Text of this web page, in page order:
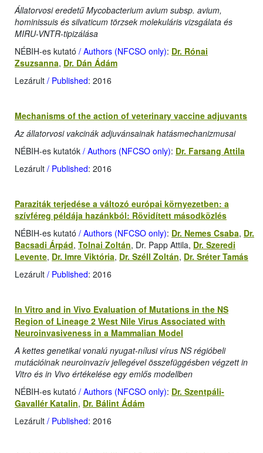
Állatorvosi eredetű Mycobacterium avium subsp. avium,
hominissuis és silvaticum törzsek molekuláris vizsgálata és
MIRU-VNTR-tipizálása
NÉBIH-es kutató / Authors (NFCSO only): Dr. Rónai
Zsuzsanna, Dr. Dán Ádám
Lezárult / Published: 2016
Mechanisms of the action of veterinary vaccine adjuvants
Az állatorvosi vakcinák adjuvánsainak hatásmechanizmusai
NÉBIH-es kutatók / Authors (NFCSO only): Dr. Farsang Attila
Lezárult / Published: 2016
Paraziták terjedése a változó európai környezetben: a
szívféreg példája hazánkból: Rövidített másodközlés
NÉBIH-es kutató / Authors (NFCSO only): Dr. Nemes Csaba, Dr.
Bacsadi Árpád, Tolnai Zoltán, Dr. Papp Attila, Dr. Szeredi
Levente, Dr. Imre Viktória, Dr. Széll Zoltán, Dr. Sréter Tamás
Lezárult / Published: 2016
In Vitro and in Vivo Evaluation of Mutations in the NS
Region of Lineage 2 West Nile Virus Associated with
Neuroinvasiveness in a Mammalian Model
A kettes genetikai vonalú nyugat-nílusi vírus NS régióbeli
mutációinak neuroinvazív jellegével összefüggésben végzett in
Vitro és in Vivo értékelése egy emlős modellben
NÉBIH-es kutató / Authors (NFCSO only): Dr. Szentpáli-
Gavallér Katalin, Dr. Bálint Ádám
Lezárult / Published: 2016